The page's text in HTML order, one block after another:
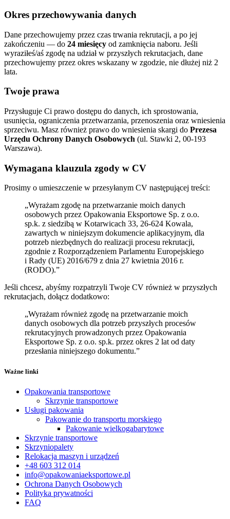
Okres przechowywania danych
Dane przechowujemy przez czas trwania rekrutacji, a po jej
zakończeniu — do 24 miesięcy od zamknięcia naboru. Jeśli
wyraziłeś/aś zgodę na udział w przyszłych rekrutacjach, dane
przechowujemy przez okres wskazany w zgodzie, nie dłużej niż 2
lata.
Twoje prawa
Przysługuje Ci prawo dostępu do danych, ich sprostowania,
usunięcia, ograniczenia przetwarzania, przenoszenia oraz wniesienia
sprzeciwu. Masz również prawo do wniesienia skargi do Prezesa
Urzędu Ochrony Danych Osobowych (ul. Stawki 2, 00-193
Warszawa).
Wymagana klauzula zgody w CV
Prosimy o umieszczenie w przesyłanym CV następującej treści:
„Wyrażam zgodę na przetwarzanie moich danych
osobowych przez Opakowania Eksportowe Sp. z o.o.
sp.k. z siedzibą w Kotarwicach 33, 26-624 Kowala,
zawartych w niniejszym dokumencie aplikacyjnym, dla
potrzeb niezbędnych do realizacji procesu rekrutacji,
zgodnie z Rozporządzeniem Parlamentu Europejskiego
i Rady (UE) 2016/679 z dnia 27 kwietnia 2016 r.
(RODO).”
Jeśli chcesz, abyśmy rozpatrzyli Twoje CV również w przyszłych
rekrutacjach, dołącz dodatkowo:
„Wyrażam również zgodę na przetwarzanie moich
danych osobowych dla potrzeb przyszłych procesów
rekrutacyjnych prowadzonych przez Opakowania
Eksportowe Sp. z o.o. sp.k. przez okres 2 lat od daty
przesłania niniejszego dokumentu.”
Ważne linki
Opakowania transportowe
Skrzynie transportowe
Usługi pakowania
Pakowanie do transportu morskiego
Pakowanie wielkogabarytowe
Skrzynie transportowe
Skrzyniopalety
Relokacja maszyn i urządzeń
+48 603 312 014
info@opakowaniaeksportowe.pl
Ochrona Danych Osobowych
Polityka prywatności
FAQ